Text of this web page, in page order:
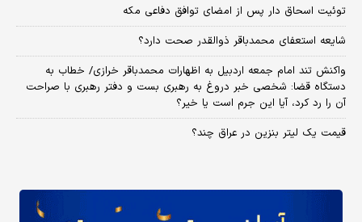
توئیت اسحاق دار پس از امضای توافق دفاعی مکه
شایعه استعفای محمدباقر ذوالقدر صحت دارد؟
واکنش تند امام جمعه اردبیل به اظهارات محمدباقر خرازی/ خطاب به
دستگاه قضا: شخصی خبر دروغ به رهبری بست و دفتر رهبری با صراحت
آن را رد کرد، آیا این جرم است یا خیر؟
قیمت یک لیتر بنزین در عراق چند؟